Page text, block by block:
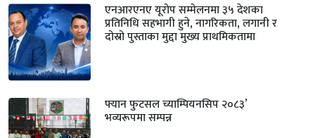
एनआरएनए यूरोप सम्मेलनमा ३५ देशका
प्रतिनिधि सहभागी हुने, नागरिकता, लगानी र
दोस्रो पुस्ताका मुद्दा मुख्य प्राथमिकतामा
फ्यान फुटसल च्याम्पियनसिप २०८३’
भव्यरूपमा सम्पन्न